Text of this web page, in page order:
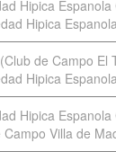
Hipica
Hipica
(Club de Campo El
Hipica
Hipica
Campo Villa de